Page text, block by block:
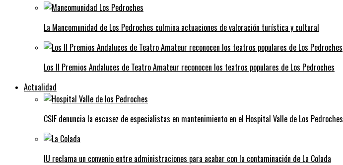
La Mancomunidad de Los Pedroches culmina actuaciones de valoración turística y cultural
Los II Premios Andaluces de Teatro Amateur reconocen los teatros populares de Los Pedroches
Actualidad
CSIF denuncia la escasez de especialistas en mantenimiento en el Hospital Valle de Los Pedroches
IU reclama un convenio entre administraciones para acabar con la contaminación de La Colada